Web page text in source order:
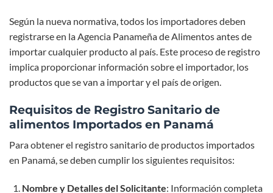
Según la nueva normativa, todos los importadores deben
registrarse en la Agencia Panameña de Alimentos antes de
importar cualquier producto al país. Este proceso de registro
implica proporcionar información sobre el importador, los
productos que se van a importar y el país de origen.
Requisitos de Registro Sanitario de
alimentos Importados en Panamá
Para obtener el registro sanitario de productos importados
en Panamá, se deben cumplir los siguientes requisitos:
Nombre y Detalles del Solicitante: Información completa